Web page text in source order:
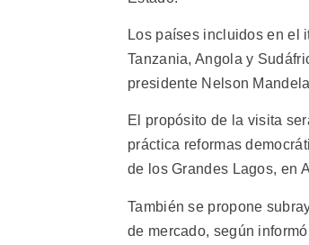
Los países incluidos en el
Tanzania, Angola y
presidente Nelson
El propósito de la visita
práctica reformas
de los Grandes Lagos, en
También se propone
de mercado, según